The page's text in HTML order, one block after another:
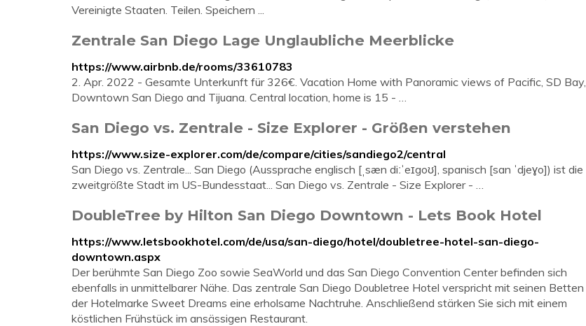
Vereinigte Staaten. Teilen. Speichern ...
Zentrale San Diego Lage Unglaubliche Meerblicke
https://www.airbnb.de/rooms/33610783
2. Apr. 2022 - Gesamte Unterkunft für 326€. Vacation Home with Panoramic views of Pacific, SD Bay,
Downtown San Diego and Tijuana. Central location, home is 15 - …
San Diego vs. Zentrale - Size Explorer - Größen verstehen
https://www.size-explorer.com/de/compare/cities/sandiego2/central
San Diego vs. Zentrale... San Diego (Aussprache englisch [ˌsæn diːˈeɪgoʊ], spanisch [san ˈdjeɣo]) ist die
zweitgrößte Stadt im US-Bundesstaat... San Diego vs. Zentrale - Size Explorer - …
DoubleTree by Hilton San Diego Downtown - Lets Book Hotel
https://www.letsbookhotel.com/de/usa/san-diego/hotel/doubletree-hotel-san-diego-
downtown.aspx
Der berühmte San Diego Zoo sowie SeaWorld und das San Diego Convention Center befinden sich
ebenfalls in unmittelbarer Nähe. Das zentrale San Diego Doubletree Hotel verspricht mit seinen Betten
der Hotelmarke Sweet Dreams eine erholsame Nachtruhe. Anschließend stärken Sie sich mit einem
köstlichen Frühstück im ansässigen Restaurant.